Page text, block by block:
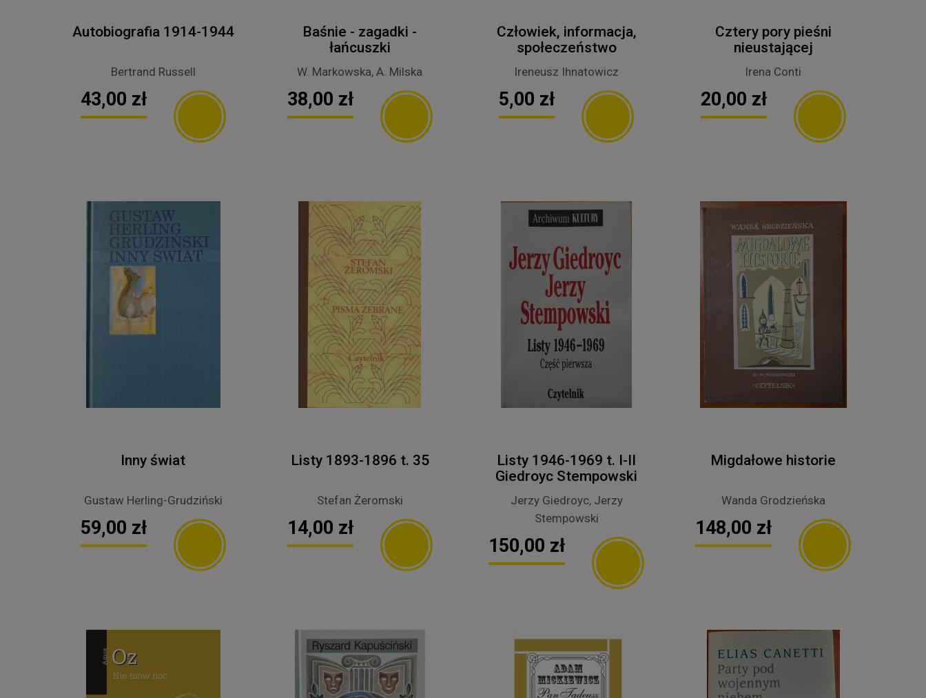
Autobiografia 1914-1944
Bertrand Russell
43,00 zł
Baśnie - zagadki -
łańcuszki
W. Markowska, A. Milska
38,00 zł
Człowiek, informacja,
społeczeństwo
Ireneusz Ihnatowicz
5,00 zł
Cztery pory pieśni
nieustającej
Irena Conti
20,00 zł
Inny świat
Gustaw Herling-Grudziński
59,00 zł
Listy 1893-1896 t. 35
Stefan Żeromski
14,00 zł
Listy 1946-1969 t. I-II
Giedroyc Stempowski
Jerzy Giedroyc, Jerzy
Stempowski
150,00 zł
Migdałowe historie
Wanda Grodzieńska
148,00 zł